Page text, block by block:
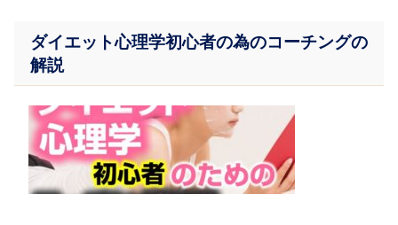
ダイエット心理学初心者の為のコーチングの
解説